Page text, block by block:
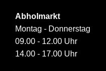
Abholmarkt
Montag - Donnerstag
09.00 - 12.00 Uhr
14.00 - 17.00 Uhr